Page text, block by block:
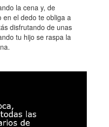
la cena y, de
el dedo te obliga a
disfrutando de unas
tu hijo se raspa la